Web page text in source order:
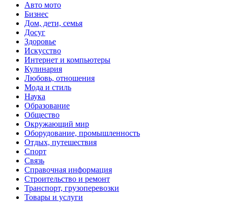
Авто мото
Бизнес
Дом, дети, семья
Досуг
Здоровье
Искусство
Интернет и компьютеры
Кулинария
Любовь, отношения
Мода и стиль
Наука
Образование
Общество
Окружающий мир
Оборудование, промышленность
Отдых, путешествия
Спорт
Связь
Справочная информация
Строительство и ремонт
Транспорт, грузоперевозки
Товары и услуги